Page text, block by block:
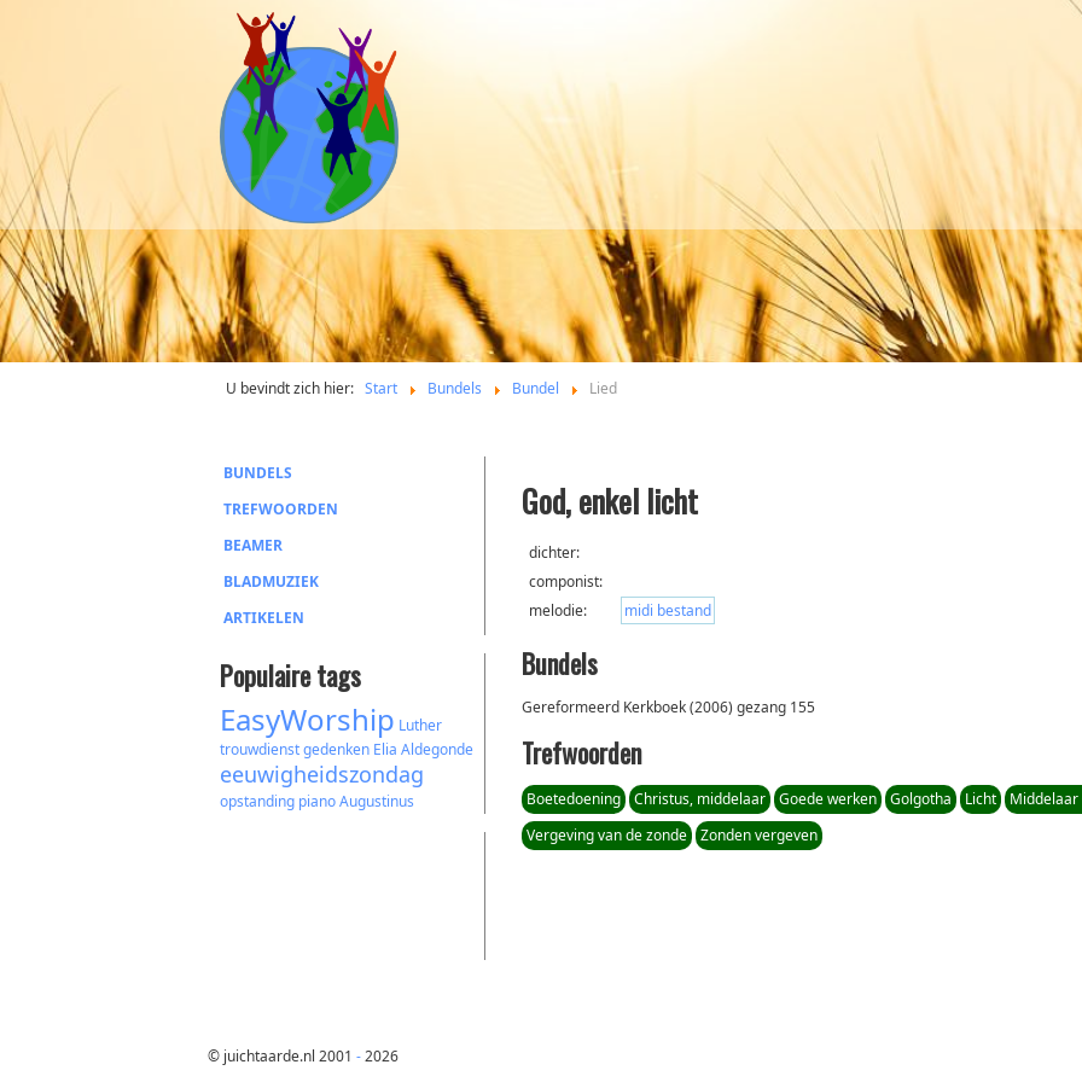
U bevindt zich hier: Start Bundels Bundel Lied
BUNDELS
TREFWOORDEN
BEAMER
BLADMUZIEK
ARTIKELEN
Populaire tags
EasyWorship Luther
trouwdienstgedenken Elia Aldegonde
eeuwigheidszondag
opstanding pianoAugustinus
God, enkel licht
dichter:
componist:
melodie:
midi bestand
Bundels
Gereformeerd Kerkboek (2006) gezang 155
Trefwoorden
Boetedoening Christus, middelaar Goede werken Golgotha Licht Middelaar
Vergeving van de zonde
Zonden vergeven
© juichtaarde.nl 2001 -2026